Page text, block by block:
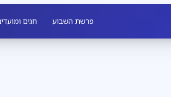
פרשת השבוע חגים